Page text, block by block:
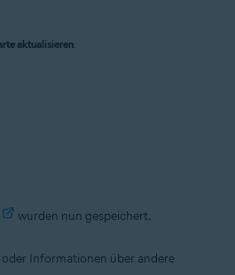
aktualisieren.
wurden nun gespeichert.
Informationen über andere